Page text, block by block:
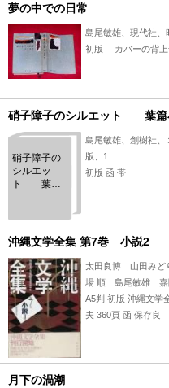
夢の中での日常
島尾敏雄、現代社
初版 カバーの背上
硝子障子のシルエット 葉篇
硝子障子の
シルエッ
ト 葉篇
島尾敏雄、創樹社、
版、1
初版 函 帯
沖縄文学全集 第7巻 小説2
太田良博 山田み
場 順 島尾敏雄 嘉
A5判 初版 沖縄文
夫 360頁 函 保存良
月下の渦潮